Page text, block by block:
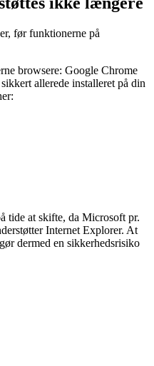
før funktionerne på
browsere: Google Chrome
allerede installeret på din
tide at skifte, da Microsoft pr.
Internet Explorer. At
dermed en sikkerhedsrisiko